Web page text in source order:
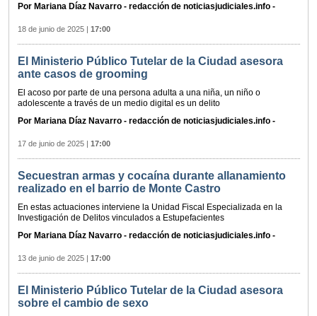
Por Mariana Díaz Navarro - redacción de noticiasjudiciales.info -
18 de junio de 2025 | 17:00
El Ministerio Público Tutelar de la Ciudad asesora
ante casos de grooming
El acoso por parte de una persona adulta a una niña, un niño o
adolescente a través de un medio digital es un delito
Por Mariana Díaz Navarro - redacción de noticiasjudiciales.info -
17 de junio de 2025 | 17:00
Secuestran armas y cocaína durante allanamiento
realizado en el barrio de Monte Castro
En estas actuaciones interviene la Unidad Fiscal Especializada en la
Investigación de Delitos vinculados a Estupefacientes
Por Mariana Díaz Navarro - redacción de noticiasjudiciales.info -
13 de junio de 2025 | 17:00
El Ministerio Público Tutelar de la Ciudad asesora
sobre el cambio de sexo